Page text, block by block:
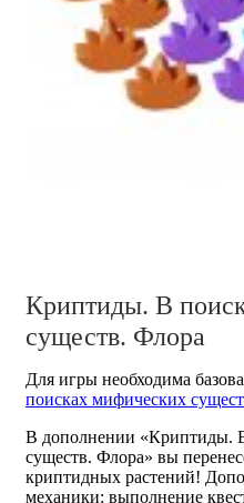
Криптиды. В
существ. Флора
Для игры необходима
поисках мифических
В дополнении «Криптиды.
существ. Флора» вы
криптидных растений!
механики: выполнение